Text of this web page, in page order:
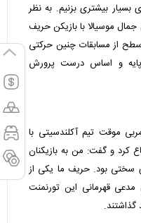
بسیار بیشتری بزنیم. به نظر
موسیالا با بازیکن حریف
از مسابقات چنین حرکتی
و اساس درست پرورش
موقت تیم آکلندسیتی با
کرد و گفت: من به بازیکنان
سختی بود. حریف ما یکی از
مدعی قهرمانی این تورنمنت